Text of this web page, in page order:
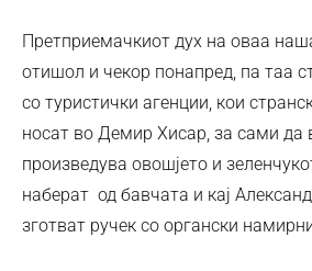
Претприемачкиот дух на оваа
отишол и чекор понапред, па таа
со туристички агенции, кои
носат во Демир Хисар, за сами да
произведува овошјето и
наберат од бавчата и кај
зготват ручек со органски